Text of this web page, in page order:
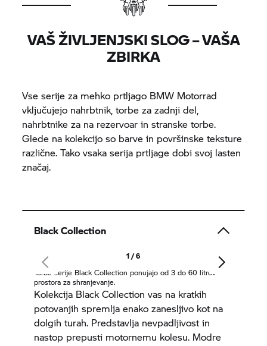
VAŠ ŽIVLJENJSKI SLOG – VAŠA
ZBIRKA
Vse serije za mehko prtljago BMW Motorrad
vključujejo nahrbtnik, torbe za zadnji del,
nahrbtnike za na rezervoar in stranske torbe.
Glede na kolekcijo so barve in površinske teksture
različne. Tako vsaka serija prtljage dobi svoj lasten
značaj.
Black Collection
1 / 6
Torbe serije Black Collection ponujajo od 3 do 60 litrov
prostora za shranjevanje.
Kolekcija Black Collection vas na kratkih
potovanjih spremlja enako zanesljivo kot na
dolgih turah. Predstavlja nevpadljivost in
nastop prepusti motornemu kolesu. Modre